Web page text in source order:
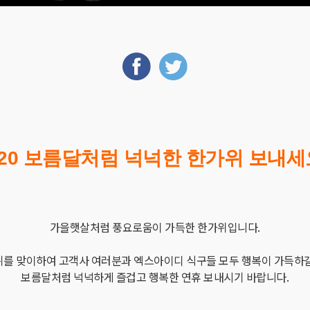
보름달처럼 넉넉한 한가위 보내
가을햇살처럼 풍요로움이 가득한한가위입니다.
를 맞이하여 고객사여러분과엑스아이디 식구들모두행복이 가득하
보름달처럼 넉넉하게 즐겁고행복한연휴보내시기 바랍니다.